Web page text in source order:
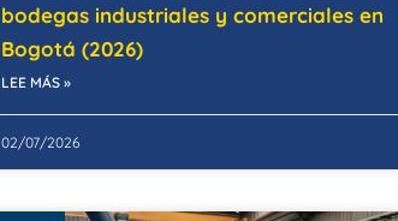
bodegas industriales y comerciales en
Bogotá (2026)
LEE MÁS »
02/07/2026